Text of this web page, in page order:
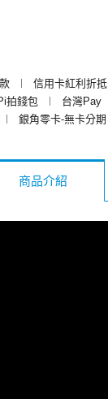
︱ 信用卡紅利折抵
拍錢包 ︱ 台灣Pay
︱ 銀角零卡-無卡分期
商品介紹